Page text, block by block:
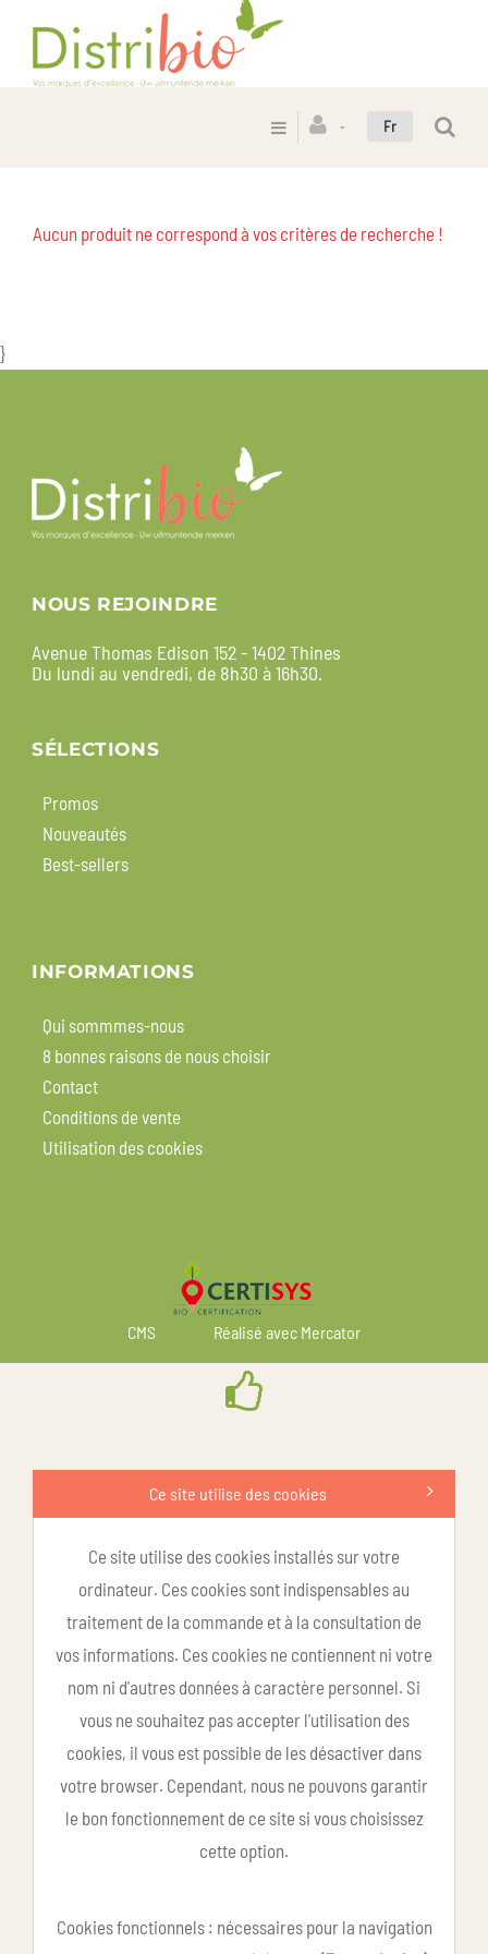
Fr
Aucun produit ne correspond à vos critères de recherche !
}
NOUS REJOINDRE
Avenue Thomas Edison 152 - 1402 Thines
Du lundi au vendredi, de 8h30 à 16h30.
SÉLECTIONS
Promos
Nouveautés
Best-sellers
INFORMATIONS
Qui sommmes-nous
8 bonnes raisons de nous choisir
Contact
Conditions de vente
Utilisation des cookies
CMS Réalisé avec Mercator
Ce site utilise des cookies
Ce site utilise des cookies installés sur votre
ordinateur. Ces cookies sont indispensables au
traitement de la commande et à la consultation de
vos informations. Ces cookies ne contiennent ni votre
nom ni d'autres données à caractère personnel. Si
vous ne souhaitez pas accepter l'utilisation des
cookies, il vous est possible de les désactiver dans
votre browser. Cependant, nous ne pouvons garantir
le bon fonctionnement de ce site si vous choisissez
cette option.
Cookies fonctionnels : nécessaires pour la navigation